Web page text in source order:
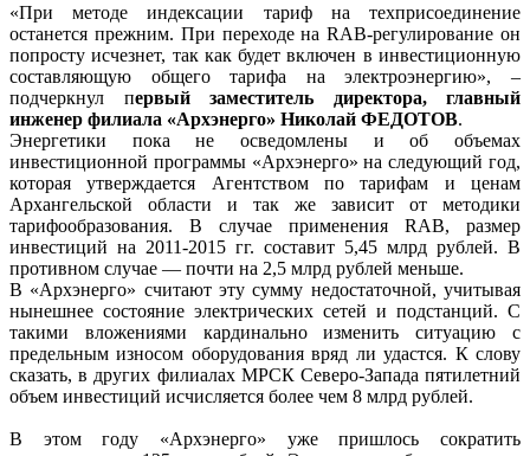
«При методе индексации тариф на техприсоединение
останется прежним. При переходе на RAB-регулирование он
попросту исчезнет, так как будет включен в инвестиционную
составляющую общего тарифа на электроэнергию», –
подчеркнул первый заместитель директора, главный
инженер филиала «Архэнерго» Николай ФЕДОТОВ.
Энергетики пока не осведомлены и об объемах
инвестиционной программы «Архэнерго» на следующий год,
которая утверждается Агентством по тарифам и ценам
Архангельской области и так же зависит от методики
тарифообразования. В случае применения RAB, размер
инвестиций на 2011-2015 гг. составит 5,45 млрд рублей. В
противном случае — почти на 2,5 млрд рублей меньше.
В «Архэнерго» считают эту сумму недостаточной, учитывая
нынешнее состояние электрических сетей и подстанций. С
такими вложениями кардинально изменить ситуацию с
предельным износом оборудования вряд ли удастся. К слову
сказать, в других филиалах МРСК Северо-Запада пятилетний
объем инвестиций исчисляется более чем 8 млрд рублей.
В этом году «Архэнерго» уже пришлось сократить